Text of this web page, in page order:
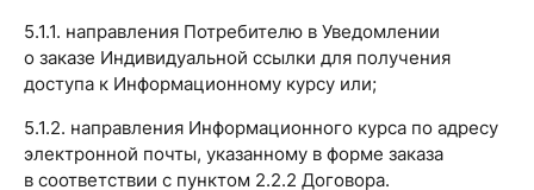
5.1.1. направления Потребителю в Уведомлении
о заказе Индивидуальной ссылки для получения
доступа к Информационному курсу или;
5.1.2. направления Информационного курса по адресу
электронной почты, указанному в форме заказа
в соответствии с пунктом 2.2.2 Договора.